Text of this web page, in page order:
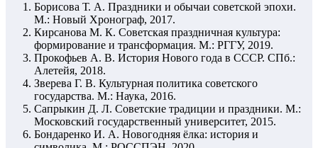
Борисова Т. А. Праздники и обычаи советской эпохи.
М.: Новый Хронограф, 2017.
Кирсанова М. К. Советская праздничная культура:
формирование и трансформация. М.: РГГУ, 2019.
Прокофьев А. В. История Нового года в СССР. СПб.:
Алетейя, 2018.
Зверева Г. В. Культурная политика советского
государства. М.: Наука, 2016.
Сапрыкин Д. Л. Советские традиции и праздники. М.:
Московский государственный университет, 2015.
Бондаренко И. А. Новогодняя ёлка: история и